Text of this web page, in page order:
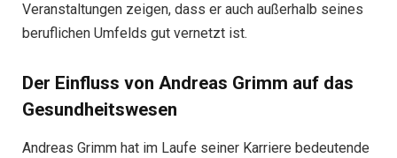
Veranstaltungen zeigen, dass er auch außerhalb seines
beruflichen Umfelds gut vernetzt ist.
Der Einfluss von Andreas Grimm auf das
Gesundheitswesen
Andreas Grimm hat im Laufe seiner Karriere bedeutende